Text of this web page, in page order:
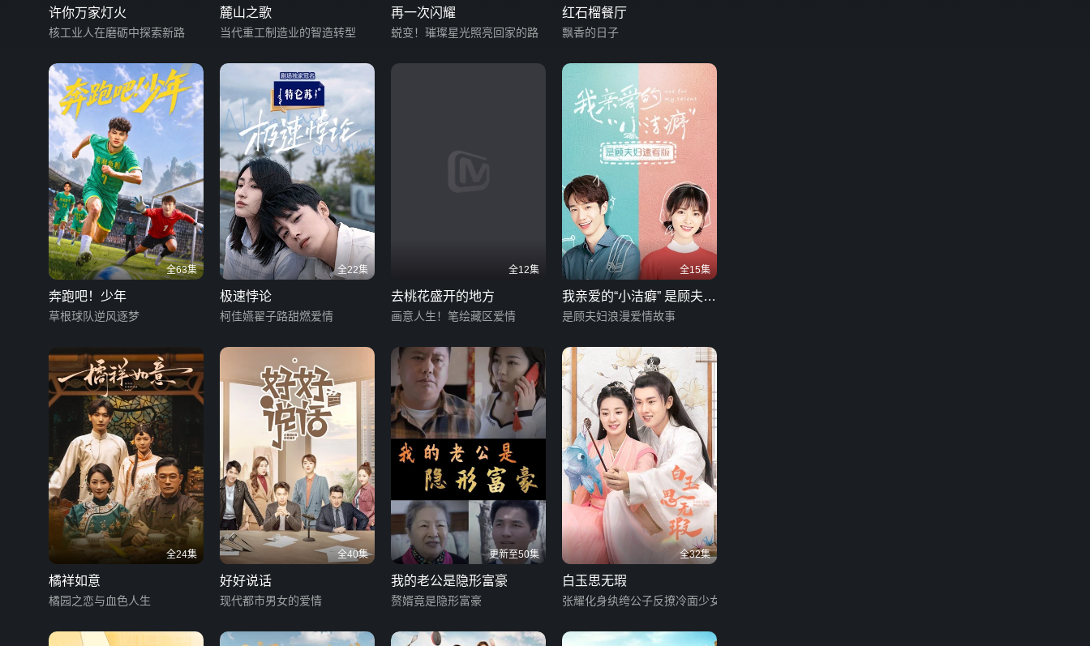
许你万家灯火
核工业人在磨砺中探索新路
麓山之歌
当代重工制造业的智造转型
再一次闪耀
蜕变！璀璨星光照亮回家的路
红石榴餐厅
飘香的日子
全63集
奔跑吧！少年
草根球队逆风逐梦
全22集
极速悖论
柯佳嬿翟子路甜燃爱情
全12集
去桃花盛开的地方
画意人生！笔绘藏区爱情
全15集
我亲爱的“小洁癖” 是顾夫妇
速看版
是顾夫妇浪漫爱情故事
全24集
橘祥如意
橘园之恋与血色人生
全40集
好好说话
现代都市男女的爱情
更新至50集
我的老公是隐形富豪
赘婿竟是隐形富豪
全32集
白玉思无瑕
张耀化身纨绔公子反撩冷面少女